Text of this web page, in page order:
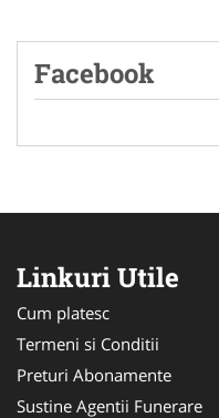
Facebook
Linkuri Utile
Cum platesc
Termeni si Conditii
Preturi Abonamente
Sustine Agentii Funerare